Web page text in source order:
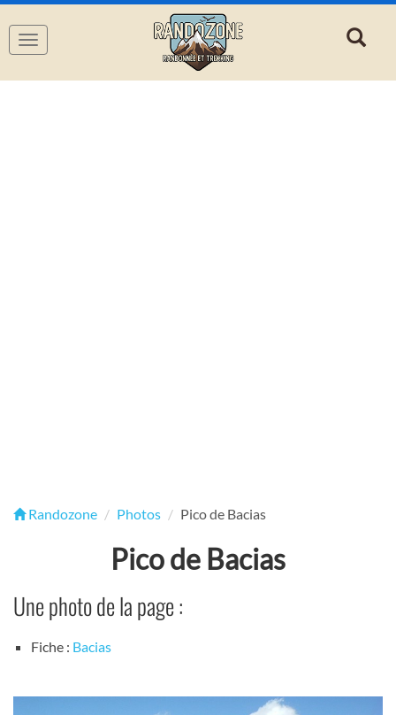
Navigation
Randozone Photos Pico de Bacias
Pico de Bacias
Une photo de la page :
Fiche : Bacias